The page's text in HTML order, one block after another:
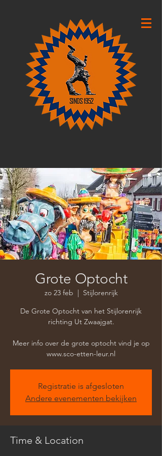
Grote Optocht
zo 23 feb
  |
Stijlorenrijk
De Grote Optocht van het Stijlorenrijk
richting Ut Zwaajgat.
Meer info over de grote optocht vind je op
www.sco-etten-leur.nl
Registratie is afgesloten
Andere evenementen bekijken
Time & Location